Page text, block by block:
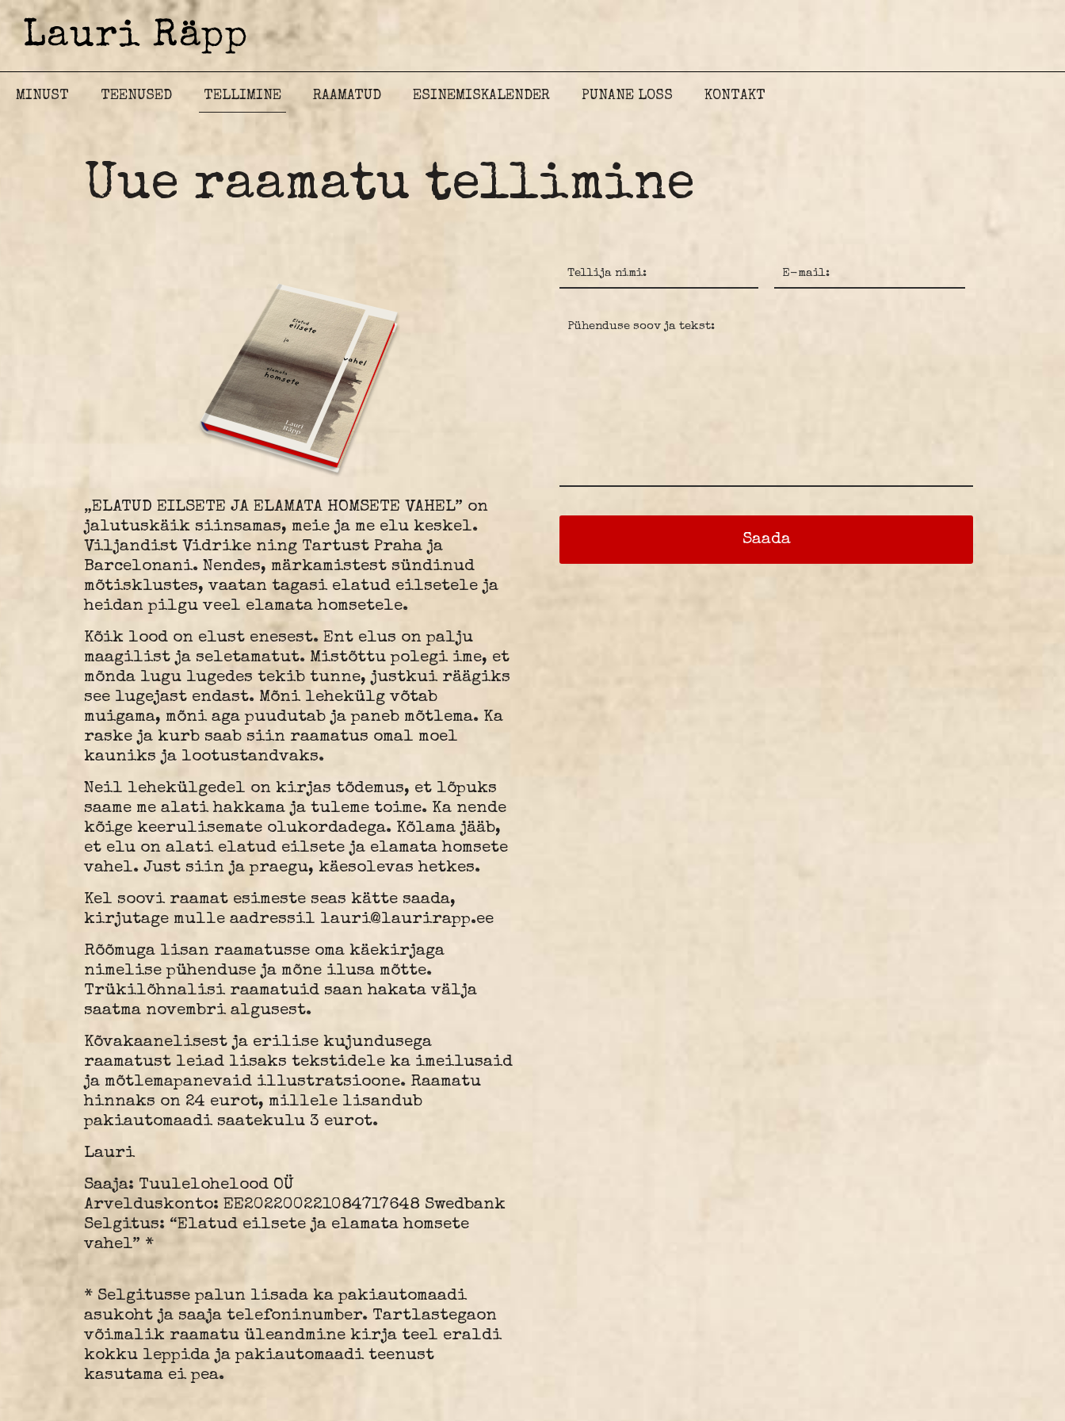
MINUST TEENUSED TELLIMINE RAAMATUD ESINEMISKALENDER PUNANE LOSS KONTAKT
Uue raamatu tellimine
„ELATUD EILSETE JA ELAMATA HOMSETE VAHEL” on
jalutuskäik siinsamas, meie ja me elu keskel.
Viljandist Vidrike ning Tartust Praha ja
Barcelonani. Nendes, märkamistest sündinud
mõtisklustes, vaatan tagasi elatud eilsetele ja
heidan pilgu veel elamata homsetele.
Kõik lood on elust enesest. Ent elus on palju
maagilist ja seletamatut. Mistõttu polegi ime, et
mõnda lugu lugedes tekib tunne, justkui räägiks
see lugejast endast. Mõni lehekülg võtab
muigama, mõni aga puudutab ja paneb mõtlema. Ka
raske ja kurb saab siin raamatus omal moel
kauniks ja lootustandvaks.
Neil lehekülgedel on kirjas tõdemus, et lõpuks
saame me alati hakkama ja tuleme toime. Ka nende
kõige keerulisemate olukordadega. Kõlama jääb,
et elu on alati elatud eilsete ja elamata homsete
vahel. Just siin ja praegu, käesolevas hetkes.
Kel soovi raamat esimeste seas kätte saada,
kirjutage mulle aadressil lauri@laurirapp.ee
Rõõmuga lisan raamatusse oma käekirjaga
nimelise pühenduse ja mõne ilusa mõtte.
Trükilõhnalisi raamatuid saan hakata välja
saatma novembri algusest.
Kõvakaanelisest ja erilise kujundusega
raamatust leiad lisaks tekstidele ka imeilusaid
ja mõtlemapanevaid illustratsioone. Raamatu
hinnaks on 24 eurot, millele lisandub
pakiautomaadi saatekulu 3 eurot.
Lauri
Saaja: Tuulelohelood OÜ
Arvelduskonto: EE202200221084717648 Swedbank
Selgitus: “Elatud eilsete ja elamata homsete
vahel” *
* Selgitusse palun lisada ka pakiautomaadi
asukoht ja saaja telefoninumber. Tartlastegaon
võimalik raamatu üleandmine kirja teel eraldi
kokku leppida ja pakiautomaadi teenust
kasutama ei pea.